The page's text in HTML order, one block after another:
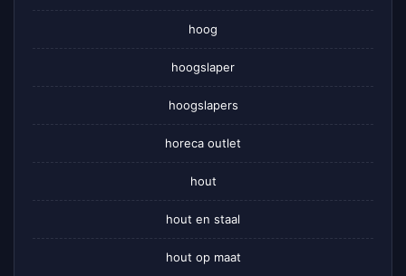
hoog
hoogslaper
hoogslapers
horeca outlet
hout
hout en staal
hout op maat